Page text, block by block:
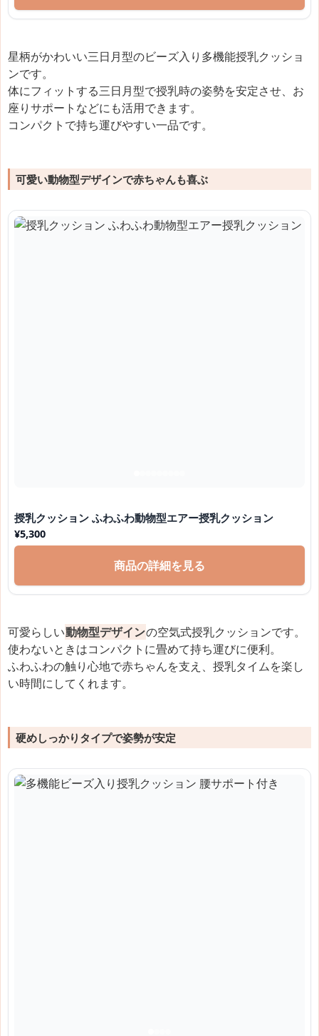
星柄がかわいい三日月型のビーズ入り多機能授乳クッショ
ンです。
体にフィットする三日月型で授乳時の姿勢を安定させ、お
座りサポートなどにも活用できます。
コンパクトで持ち運びやすい一品です。
可愛い動物型デザインで赤ちゃんも喜ぶ
授乳クッション ふわふわ動物型エアー授乳クッション
¥5,300
商品の詳細を見る
可愛らしい動物型デザインの空気式授乳クッションです。
使わないときはコンパクトに畳めて持ち運びに便利。
ふわふわの触り心地で赤ちゃんを支え、授乳タイムを楽し
い時間にしてくれます。
硬めしっかりタイプで姿勢が安定